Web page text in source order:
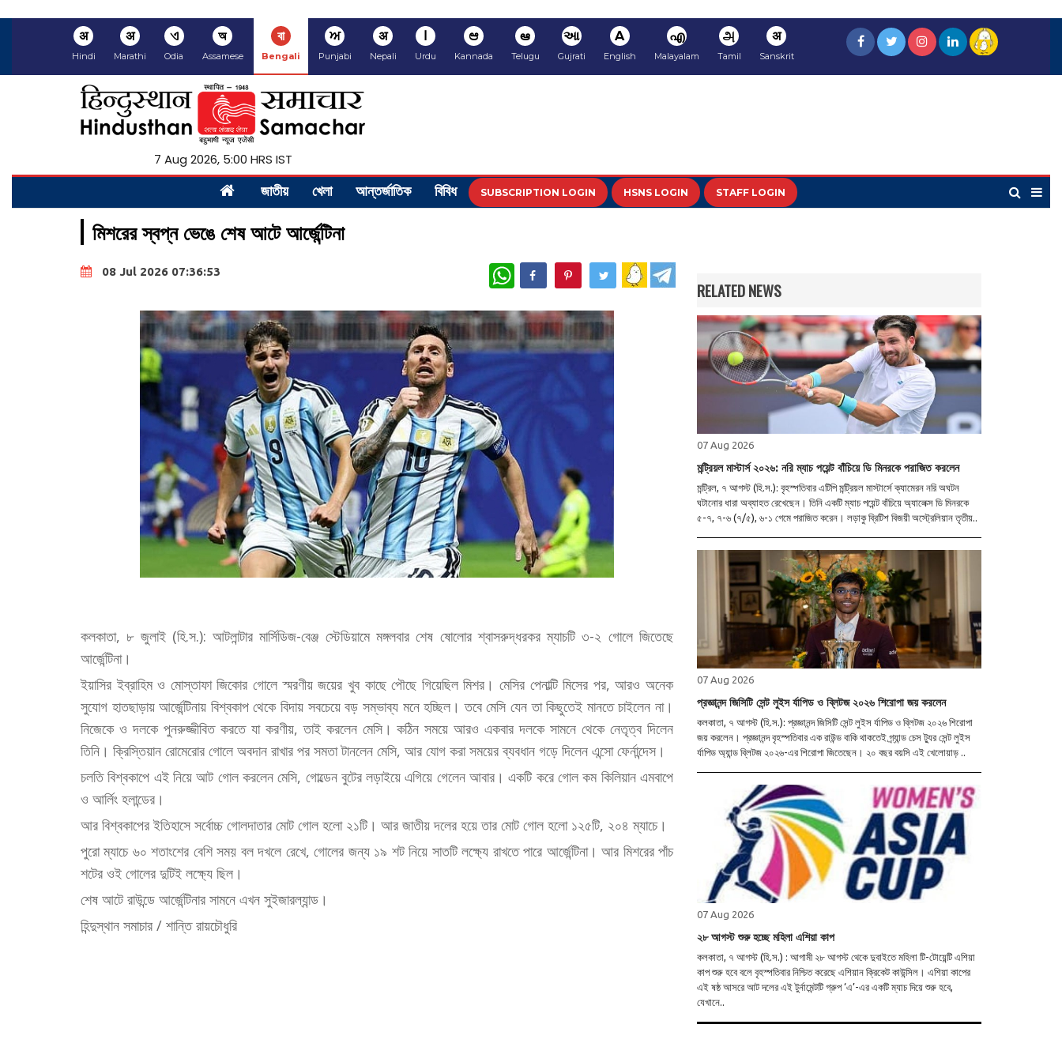
अ
Hindi
अ
Marathi
ଏ
Odia
অ
Assamese
বা
Bengali
ਅ
Punjabi
अ
Nepali
ا
Urdu
ಆ
Kannada
ఆ
Telugu
આ
Gujrati
A
English
എ
Malayalam
அ
Tamil
अ
Sanskrit
7 Aug 2026, 5:00 HRS IST
জাতীয় খেলা আন্তর্জাতিক বিবিধ SUBSCRIPTION LOGIN HSNS LOGIN STAFF LOGIN
মিশরের স্বপ্ন ভেঙে শেষ আটে আর্জেন্টিনা
08 Jul 2026 07:36:53 WhatsApp
কলকাতা, ৮ জুলাই (হি.স.): আটলান্টার মার্সিডিজ-বেঞ্জ স্টেডিয়ামে মঙ্গলবার শেষ ষোলোর শ্বাসরুদ্ধরকর ম্যাচটি ৩-২ গোলে জিতেছে
আর্জেন্টিনা।
ইয়াসির ইব্রাহিম ও মোস্তাফা জিকোর গোলে স্মরণীয় জয়ের খুব কাছে পৌছে গিয়েছিল মিশর। মেসির পেনাল্টি মিসের পর, আরও অনেক
সুযোগ হাতছাড়ায় আর্জেন্টিনায় বিশ্বকাপ থেকে বিদায় সবচেয়ে বড় সম্ভাব্য মনে হচ্ছিল। তবে মেসি যেন তা কিছুতেই মানতে চাইলেন না।
নিজেকে ও দলকে পুনরুজ্জীবিত করতে যা করণীয়, তাই করলেন মেসি। কঠিন সময়ে আরও একবার দলকে সামনে থেকে নেতৃত্ব দিলেন
তিনি। ক্রিস্তিয়ান রোমেরোর গোলে অবদান রাখার পর সমতা টানলেন মেসি, আর যোগ করা সময়ের ব্যবধান গড়ে দিলেন এন্সো ফের্নান্দেস।
চলতি বিশ্বকাপে এই নিয়ে আট গোল করলেন মেসি, গোল্ডেন বুটের লড়াইয়ে এগিয়ে গেলেন আবার। একটি করে গোল কম কিলিয়ান এমবাপে
ও আর্লিং হলান্ডের।
আর বিশ্বকাপের ইতিহাসে সর্বোচ্চ গোলদাতার মোট গোল হলো ২১টি। আর জাতীয় দলের হয়ে তার মোট গোল হলো ১২৫টি, ২০৪ ম্যাচে।
পুরো ম্যাচে ৬০ শতাংশের বেশি সময় বল দখলে রেখে, গোলের জন্য ১৯ শট নিয়ে সাতটি লক্ষ্যে রাখতে পারে আর্জেন্টিনা। আর মিশরের পাঁচ
শটের ওই গোলের দুটিই লক্ষ্যে ছিল।
শেষ আটে রাউন্ডে আর্জেন্টিনার সামনে এখন সুইজারল্যান্ড।
হিন্দুস্থান সমাচার / শান্তি রায়চৌধুরি
RELATED NEWS
07 Aug 2026
মন্ট্রিয়ল মাস্টার্স ২০২৬: নরি ম্যাচ পয়েন্ট বাঁচিয়ে ডি মিনরকে পরাজিত করলেন
মন্ট্রিল, ৭ আগস্ট (হি.স.): বৃহস্পতিবার এটিপি মন্ট্রিয়ল মাস্টার্সে ক্যামেরন নরি অঘটন
ঘটানোর ধারা অব্যাহত রেখেছেন। তিনি একটি ম্যাচ পয়েন্ট বাঁচিয়ে অ্যালেক্স ডি মিনরকে
৫-৭, ৭-৬ (৭/৫), ৬-১ গেমে পরাজিত করেন। লড়াকু ব্রিটিশ বিজয়ী অস্ট্রেলিয়ান তৃতীয়..
07 Aug 2026
প্রজ্ঞানন্দ জিসিটি সেন্ট লুইস র্যাপিড ও ব্লিটজ ২০২৬ শিরোপা জয় করলেন
কলকাতা, ৭ আগস্ট (হি.স.): প্রজ্ঞানন্দ জিসিটি সেন্ট লুইস র্যাপিড ও ব্লিটজ ২০২৬ শিরোপা
জয় করলেন। প্রজ্ঞানন্দ বৃহস্পতিবার এক রাউন্ড বাকি থাকতেই গ্র্যান্ড চেস ট্যুর সেন্ট লুইস
র্যাপিড অ্যান্ড ব্লিটজ ২০২৬-এর শিরোপা জিতেছেন। ২০ বছর বয়সি এই খেলোয়াড় ..
07 Aug 2026
২৮ আগস্ট শুরু হচ্ছে মহিলা এশিয়া কাপ
কলকাতা, ৭ আগস্ট (হি.স.) : আগামী ২৮ আগস্ট থেকে দুবাইতে মহিলা টি-টোয়েন্টি এশিয়া
কাপ শুরু হবে বলে বৃহস্পতিবার নিশ্চিত করেছে এশিয়ান ক্রিকেট কাউন্সিল। এশিয়া কাপের
এই ষষ্ঠ আসরে আট দলের এই টুর্নামেন্টটি গ্রুপ ‘এ’-এর একটি ম্যাচ দিয়ে শুরু হবে,
যেখানে..